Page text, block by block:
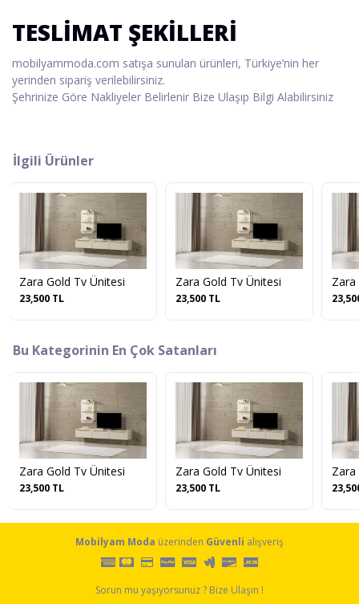
TESLİMAT ŞEKİLLERİ
mobilyammoda.com satışa sunulan ürünleri, Türkiye’nin her
yerinden sipariş verilebilirsiniz.
Şehrinize Göre Nakliyeler Belirlenir Bize Ulaşıp Bilgi Alabilirsiniz
İlgili Ürünler
Zara Gold Tv Ünitesi
23,500 TL
Zara Gold Tv Ünitesi
23,500 TL
Zara
Bu Kategorinin En Çok Satanları
Zara Gold Tv Ünitesi
23,500 TL
Zara Gold Tv Ünitesi
23,500 TL
Zara
Mobilyam Moda üzerinden Güvenli alışveriş
Sorun mu yaşıyorsunuz ? Bize Ulaşın !